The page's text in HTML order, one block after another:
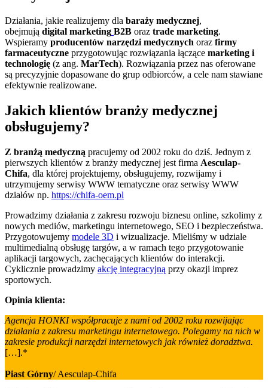
Działania, jakie realizujemy dla baraży medycznej,
obejmują digital marketing B2B oraz trade marketing.
Wspieramy producentów narzędzi medycznych oraz firmy
farmaceutyczne przygotowując rozwiązania łączące marketing i
technologię (z ang. MarTech). Rozwiązania przez nas oferowane
są precyzyjnie dopasowane do grup odbiorców, a cele nam stawiane
efektywnie realizowane.
Jakich klientów branży medycznej
obsługujemy?
Z branżą medyczną pracujemy od 2002 roku do dziś. Jednym z
pierwszych klientów z branży medycznej jest firma Aesculap-
Chifa, dla której projektujemy, obsługujemy, rozwijamy i
utrzymujemy serwisy WWW tematyczne oraz serwisy WWW
działów np. https://chifa-oem.pl
Prowadzimy działania z zakresu rozwoju biznesu online, szkolimy z
nowych mediów, marketingu internetowego, SEO i bezpieczeństwa.
Przygotowujemy modele 3D i wizualizacje. Mieliśmy w udziale
multimedialną obsługę targów, a w ramach tego przygotowanie
aplikacji targowych, zachęcających klientów do interakcji.
Cyklicznie prowadzimy akcję integracyjną przy okazji imprez
sportowych.
Opinia klienta:
Agencja HONKI współpracuje z nami od 2002 roku rozwijając
działania z zakresu marketingu internetowego. Polegamy na nich w
zakresie produkcji narzędzi internetowych jak również doradztwa.
[…].*
Piast Górny/ Aesculap-Chifa